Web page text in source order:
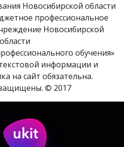
Новосибирской области
профессиональное
Новосибирской
области
обучения»
информации и
на сайт обязательна.
© 2017